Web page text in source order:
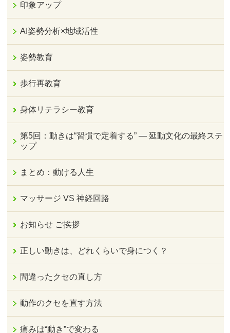
印象アップ
AI姿勢分析×地域活性
姿勢教育
歩行再教育
身体リテラシー教育
第5回：動きは“習慣で定着する” — 延動文化の最終ステ
ップ
まとめ：動ける人生
マッサージ VS 神経回路
お知らせ ご挨拶
正しい動きは、どれくらいで身につく？
間違ったクセの直し方
動作のクセを直す方法
痛みは“動き”で変わる